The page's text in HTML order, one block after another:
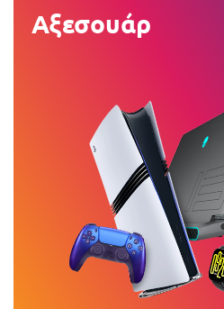
Αξεσουάρ